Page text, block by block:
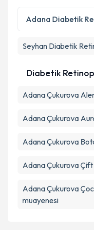
Adana Diabetik
Seyhan Diabetik
Diabetik
Adana Çukurova
Adana Çukurova
Adana Çukurova
Adana Çukurova
Adana Çukurova
muayenesi